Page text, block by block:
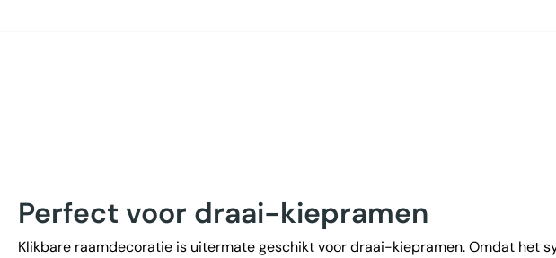
Perfect voor draai-kiepramen
Klikbare raamdecoratie is uitermate geschikt voor draai-kiepramen. Omdat het